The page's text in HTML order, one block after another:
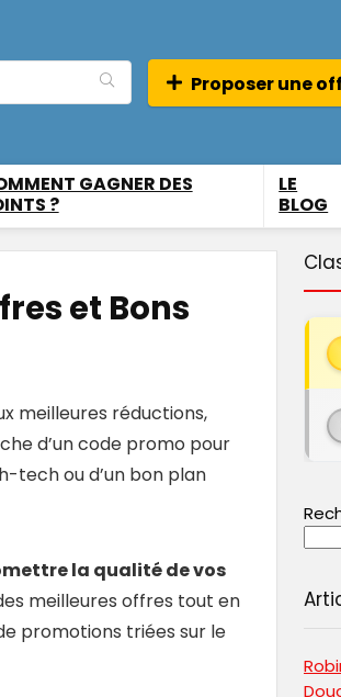
Proposer une
GAGNER DES
?
LE
BLOG
et Bons
meilleures réductions,
d’un code promo pour
tech ou d’un bon plan
la qualité de vos
meilleures offres tout en
promotions triées sur le